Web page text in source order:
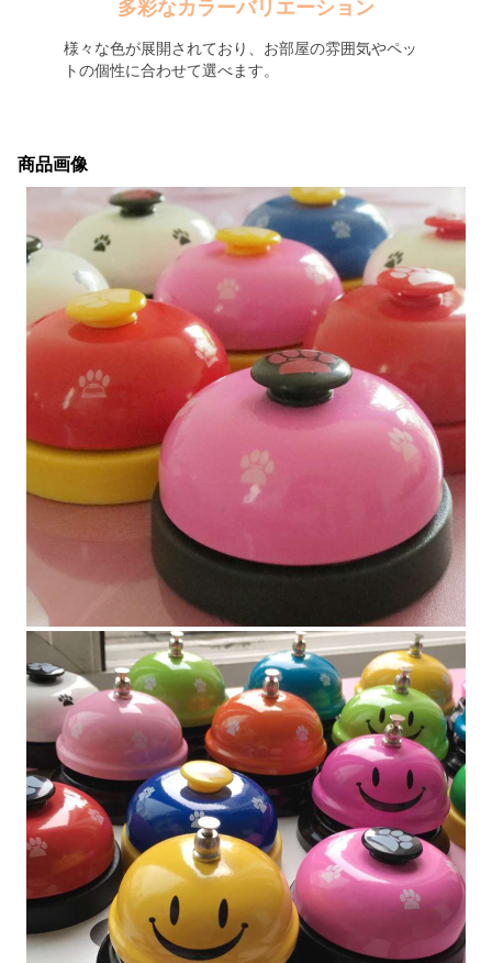
多彩なカラーバリエーション
様々な色が展開されており、お部屋の雰囲気やペッ
トの個性に合わせて選べます。
商品画像